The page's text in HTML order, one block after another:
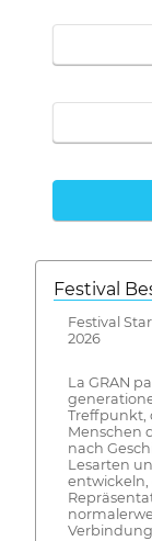
Festival
Festival
2026
La GRAN
Treffpunkt,
Menschen
nach
Lesarten
entwickeln,